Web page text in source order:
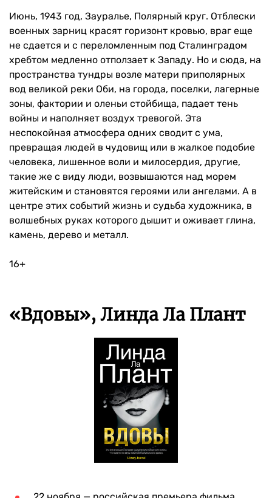
Июнь, 1943 год, Зауралье, Полярный круг. Отблески
военных зарниц красят горизонт кровью, враг еще
не сдается и с переломленным под Сталинградом
хребтом медленно отползает к Западу. Но и сюда, на
пространства тундры возле матери приполярных
вод великой реки Оби, на города, поселки, лагерные
зоны, фактории и оленьи стойбища, падает тень
войны и наполняет воздух тревогой. Эта
неспокойная атмосфера одних сводит с ума,
превращая людей в чудовищ или в жалкое подобие
человека, лишенное воли и милосердия, другие,
такие же с виду люди, возвышаются над морем
житейским и становятся героями или ангелами. А в
центре этих событий жизнь и судьба художника, в
волшебных руках которого дышит и оживает глина,
камень, дерево и металл.
16+
«Вдовы», Линда Ла Плант